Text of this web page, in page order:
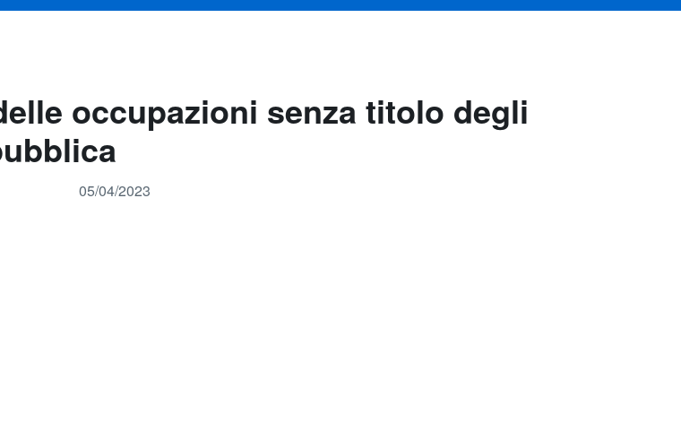
occupazioni senza titolo degli
05/04/2023